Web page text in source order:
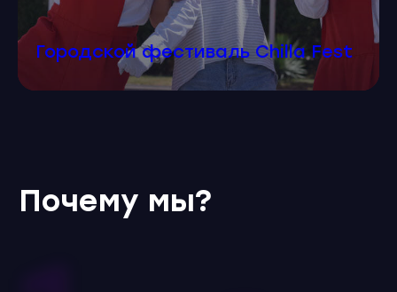
Городской фестиваль Chilla Fest